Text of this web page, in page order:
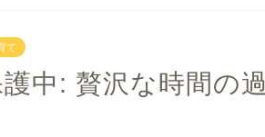
て
中: 贅沢な時間の